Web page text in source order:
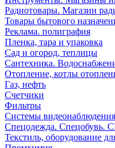
Радиотовары. Магазин
Товары бытового
Реклама. полиграфия
Пленка, тара и упаковка
Сад и огород, теплицы
Сантехника.
Отопление, котлы
Газ, нефть
Счетчики
Фильтры
Системы
Спецодежда. Спецобувь.
Текстиль, оборудование